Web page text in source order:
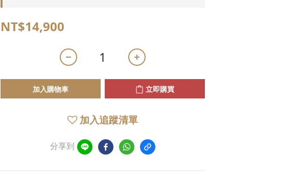
NT$14,900
加入購物車 立即購買
加入追蹤清單
分享到